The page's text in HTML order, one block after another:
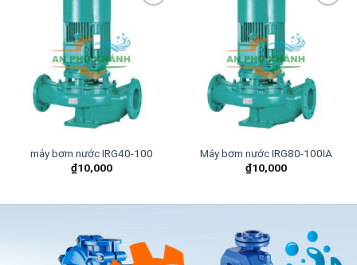
wishlist
máy bơm nước IRG40-100
₫10,000
wishlist
Máy bơm nước IRG80-100IA
₫10,000